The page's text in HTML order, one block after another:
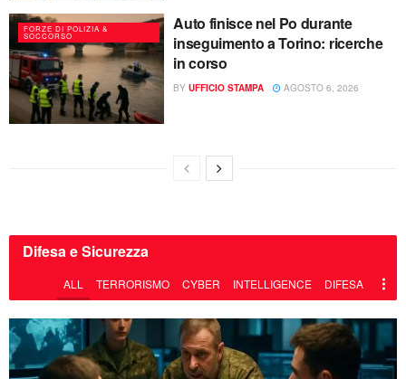
FORZE DI POLIZIA &
SOCCORSO
Auto finisce nel Po durante
inseguimento a Torino: ricerche
in corso
BY UFFICIO STAMPA AGOSTO 6, 2026
Difesa e Sicurezza
ALL TERRORISMO CYBER INTELLIGENCE DIFESA